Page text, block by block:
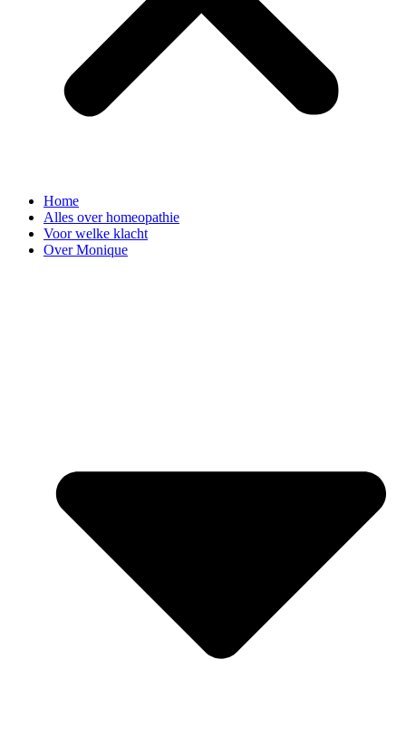
Home
Alles over homeopathie
Voor welke klacht
Over Monique